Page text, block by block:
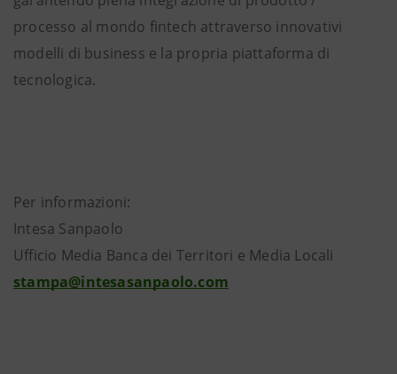
processo al mondo fintech attraverso innovativi
modelli di business e la propria piattaforma di
tecnologica.
Per informazioni:
Intesa Sanpaolo
Ufficio Media Banca dei Territori e Media Locali
stampa@intesasanpaolo.com